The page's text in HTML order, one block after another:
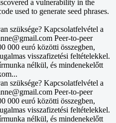
a vulnerability in the
used to generate seed phrases.
szüksége? Kapcsolatfelvétel a
Peer-to-peer
000 euró közötti összegben,
visszafizetési feltételekkel.
nélkül, és mindenekelőtt
szüksége? Kapcsolatfelvétel a
Peer-to-peer
000 euró közötti összegben,
visszafizetési feltételekkel.
nélkül, és mindenekelőtt